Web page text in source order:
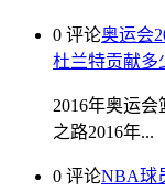
0 评论奥运会
杜兰特贡献多
2016年奥运
之路2016年...
0 评论NBA球